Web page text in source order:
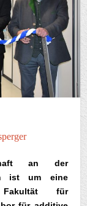
an der
ist um eine
für